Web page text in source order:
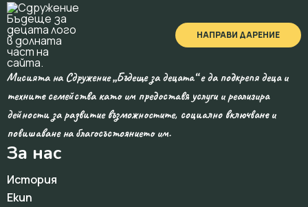
НАПРАВИ ДАРЕНИЕ
Мисията на Сдружение „Бъдеще за децата“ е да подкрепя деца и
техните семейства като им предоставя услуги и реализира
дейности за развитие възможностите, социално включване и
повишаване на благосъстоянието им.
За нас
История
Екип